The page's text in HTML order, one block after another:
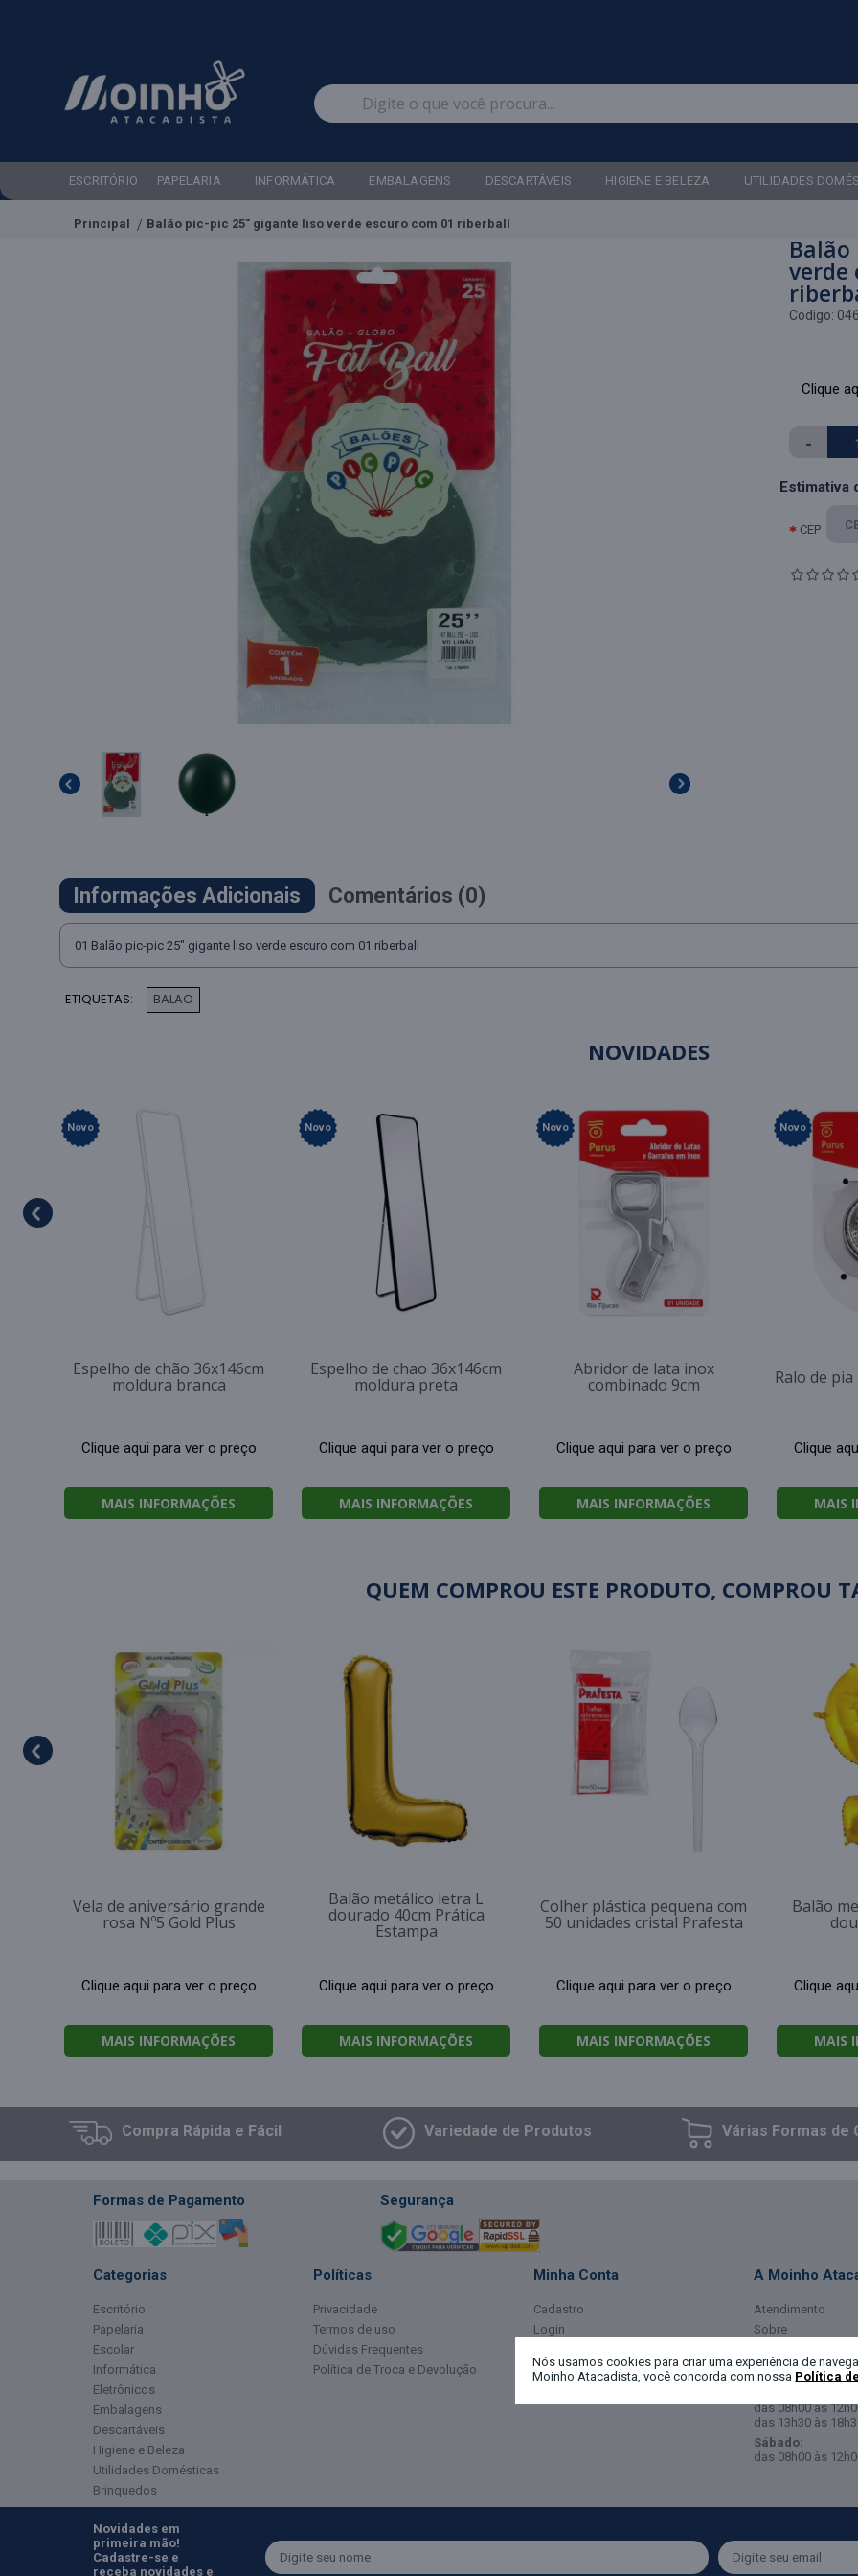
ESCRITÓRIO PAPELARIA INFORMÁTICA EMBALAGENS DESCARTÁVEIS HIGIENE E BELEZA UTILIDADES
Principal Balão pic-pic 25" gigante liso verde escuro com 01 riberball
verde
Código:
Clique
-
Estimativa
CEP
Informações Adicionais Comentários (0)
01 Balão pic-pic 25" gigante liso verde escuro com 01 riberball
ETIQUETAS: BALAO
NOVIDADES
Novo
Espelho de chão 36x146cm
moldura branca
Clique aqui para ver o preço
MAIS INFORMAÇÕES
Novo
Espelho de chao 36x146cm
moldura preta
Clique aqui para ver o preço
MAIS INFORMAÇÕES
Novo
Abridor de lata inox
combinado 9cm
Clique aqui para ver o preço
MAIS INFORMAÇÕES
Novo
Ralo de
Clique
MAIS
QUEM COMPROU ESTE PRODUTO, COMPROU
Vela de aniversário grande
rosa Nº5 Gold Plus
Clique aqui para ver o preço
MAIS INFORMAÇÕES
Balão metálico letra L
dourado 40cm Prática
Estampa
Clique aqui para ver o preço
MAIS INFORMAÇÕES
Colher plástica pequena com
50 unidades cristal Prafesta
Clique aqui para ver o preço
MAIS INFORMAÇÕES
Balão
Clique
MAIS
Compra Rápida e Fácil Variedade de Produtos Várias Formas de
Nós usamos cookies para criar uma experiência de
Moinho Atacadista, você concorda com nossa Política
Formas de Pagamento Segurança
Categorias
Escritório
Papelaria
Escolar
Informática
Eletrônicos
Embalagens
Descartáveis
Higiene e Beleza
Utilidades Domésticas
Brinquedos
Políticas
Privacidade
Termos de uso
Dúvidas Frequentes
Política de Troca e Devolução
Minha Conta
Cadastro
Login
Meus Pedidos
A Moinho
Atendimento
Sobre
Horário de
das 08h00 às
das 13h30 às
Sábado:
das 08h00 às
Novidades em
primeira mão!
Cadastre-se e
receba novidades e